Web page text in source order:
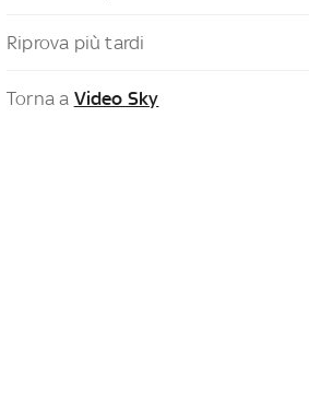
Riprova più tardi
Torna a Video Sky